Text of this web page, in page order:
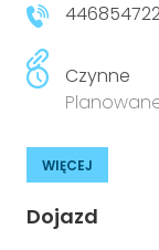
Czynne
WIĘCEJ
Dojazd